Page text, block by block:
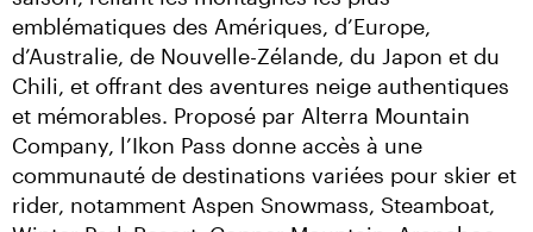
emblématiques des Amériques, d’Europe,
d’Australie, de Nouvelle-Zélande, du Japon et du
Chili, et offrant des aventures neige authentiques
et mémorables. Proposé par Alterra Mountain
Company, l’Ikon Pass donne accès à une
communauté de destinations variées pour skier et
rider, notamment Aspen Snowmass, Steamboat,